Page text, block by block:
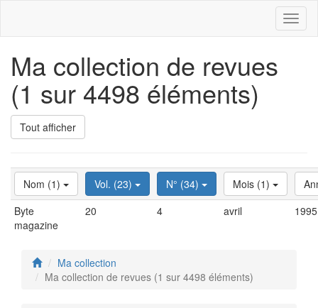
Ma collection de revues
(1 sur 4498 éléments)
Tout afficher
Nom (1) Vol. (23) N° (34) Mois (1)
Byte
magazine
20 4 avril 1995
Ma collection
Ma collection de revues (1 sur 4498 éléments)